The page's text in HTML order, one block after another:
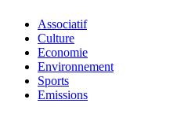
Associatif
Culture
Economie
Environnement
Sports
Emissions